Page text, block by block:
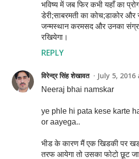
भविष्य में जब फिर कभी यहाँ का
डेरी;साबरमती का कोच;डाकोर और
जन्मस्थान करमसद और उनका
रखियेगा।
REPLY
विरेन्द्र सिंह शेखावत July 5, 2016
Neeraj bhai namskar
ye phle hi pata kese karte
or aayega..
भीड के कारण मैं एक खिडकी पर
तरफ आयेगा तो उसका फोटो छूट